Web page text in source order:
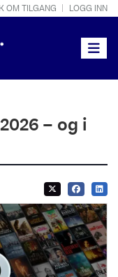
OM TILGANG LOGG INN
– og i